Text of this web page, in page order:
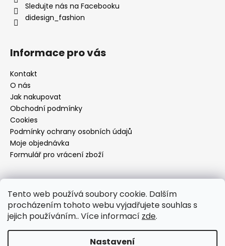
Tento web používá soubory cookie. Dalším
procházením tohoto webu vyjadřujete souhlas s
jejich používáním.. Více informací zde.
Nastavení
Sledujte nás na Facebooku
didesign_fashion
Informace pro vás
Kontakt
O nás
Jak nakupovat
Obchodní podmínky
Cookies
Podmínky ochrany osobních údajů
Moje objednávka
Formulář pro vrácení zboží
Přijímáme online platby